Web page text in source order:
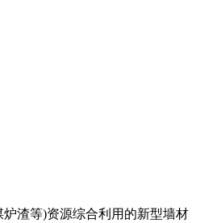
渣等)资源综合利用的新型墙材